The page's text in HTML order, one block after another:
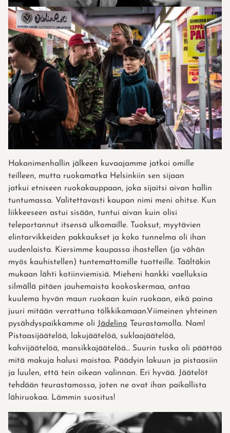
Hakanimenhallin jälkeen kuvaajamme jatkoi omille
teilleen, mutta ruokamatka Helsinkiin sen sijaan
jatkui etniseen ruokakauppaan, joka sijaitsi aivan hallin
tuntumassa. Valitettavasti kaupan nimi meni ohitse. Kun
liikkeeseen astui sisään, tuntui aivan kuin olisi
teleportannut itsensä ulkomaille. Tuoksut, myytävien
elintarvikkeiden pakkaukset ja koko tunnelma oli ihan
uudenlaista. Kiersimme kaupassa ihastellen (ja vähän
myös kauhistellen) tuntemattomille tuotteille. Täältäkin
mukaan lähti kotiinviemisiä. Mieheni hankki vaelluksia
silmällä pitäen jauhemaista kookoskermaa, antaa
kuulema hyvän maun ruokaan kuin ruokaan, eikä paina
juuri mitään verrattuna tölkkikamaan.Viimeinen yhteinen
pysähdyspaikkamme oli Jädelino Teurastamolla. Nam!
Pistaasijäätelöä, lakujäätelöä, suklaajäätelöä,
kahvijäätelöä, mansikkajäätelöä… Suurin tuska oli päättää
mitä makuja halusi maistaa. Päädyin lakuun ja pistaasiin
ja luulen, että tein oikean valinnan. Eri hyvää. Jäätelöt
tehdään teurastamossa, joten ne ovat ihan paikallista
lähiruokaa. Lämmin suositus!